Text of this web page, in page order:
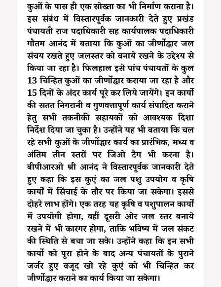
कुओं के पास ही एक सोख्ता का भी निर्माण कराना है।
इस संबंध में विस्तारपूर्वक जानकारी देते हुए प्रखंड
पंचायती राज पदाधिकारी सह कार्यपालक पदाधिकारी
गौतम आनंद में बताया कि कुओं का जीर्णोद्धार जल
संचय रखते हुए जलस्तर को बनाये रखने के उद्देश्य से
किया जा रहा है। फिलहाल इसे पांच पंचायतों के कुल
13 चिन्हित कुओं का जीर्णोद्धार कराया जा रहा है और
15 दिनों के अंदर कार्य पूरे कर लिये जायेंगे। इन कार्यो
की सतत निगरानी व गुणवत्तापूर्ण कार्य संपादित कराने
हेतु सभी तकनीकी सहायकों को आवश्यक दिशा
निर्देश दिया जा चुका है। उन्होंने यह भी बताया कि चल
रहे सभी कुओं के जीर्णोद्धार कार्य का प्रारंभिक, मध्य व
अंतिम तीन स्तरों पर जिओ टैग भी करना है।
बीपीआरओ श्री आनंद ने विस्तारपूर्वक जानकारी देते
हुए कहा कि इस कुएं का जल पशु उपयोग व कृषि
कार्यों में सिंचाई के तौर पर किया जा सकेगा। इससे
दोहरे लाभ होंगे। एक तरह यह कृषि व पशुपालन कार्यों
में उपयोगी होगा, वहीं दूसरी ओर जल स्तर बनाये
रखने में भी कारगर होगा, ताकि भविष्य में जल संकट
की स्थिति से बचा जा सके। उन्होंने कहा कि इन सभी
कार्यो को पूरा होने के बाद अन्य पंचायतों के पुराने
जर्जर हुए वजूद खो रहे कुएं को भी चिन्हित कर
जीर्णोद्धार कराने का कार्य किया जा सकेगा।